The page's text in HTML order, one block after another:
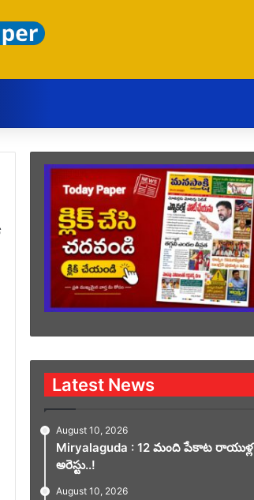
Latest News
August 10, 2026
Miryalaguda : 12 మంది పేకాట రాయుళ్ల
అరెస్టు..!
August 10, 2026